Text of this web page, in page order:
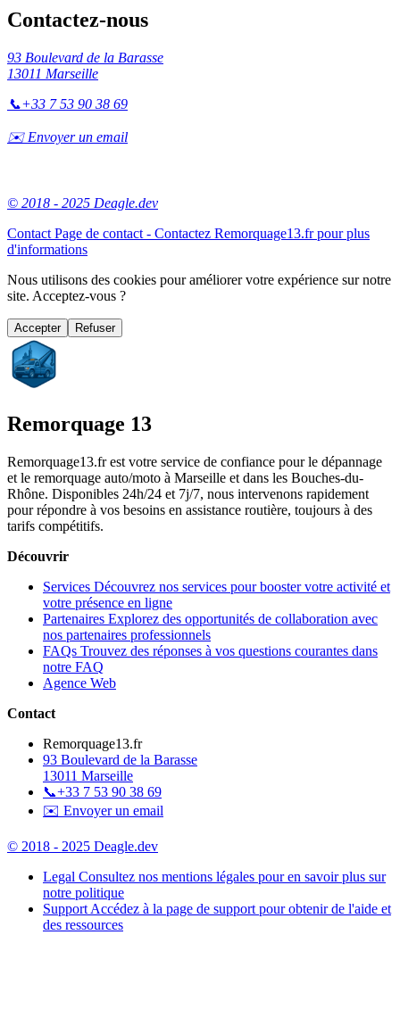
Contactez-nous
93 Boulevard de la Barasse
13011 Marseille
📞+33 7 53 90 38 69
✉️ Envoyer un email
© 2018 - 2025 Deagle.dev
Contact Page de contact - Contactez Remorquage13.fr pour plus
d'informations
Nous utilisons des cookies pour améliorer votre expérience sur notre
site. Acceptez-vous ?
Accepter Refuser
Remorquage 13
Remorquage13.fr est votre service de confiance pour le dépannage
et le remorquage auto/moto à Marseille et dans les Bouches-du-
Rhône. Disponibles 24h/24 et 7j/7, nous intervenons rapidement
pour répondre à vos besoins en assistance routière, toujours à des
tarifs compétitifs.
Découvrir
Services Découvrez nos services pour booster votre activité et
votre présence en ligne
Partenaires Explorez des opportunités de collaboration avec
nos partenaires professionnels
FAQs Trouvez des réponses à vos questions courantes dans
notre FAQ
Agence Web
Contact
Remorquage13.fr
93 Boulevard de la Barasse
13011 Marseille
📞+33 7 53 90 38 69
✉️ Envoyer un email
© 2018 - 2025 Deagle.dev
Legal Consultez nos mentions légales pour en savoir plus sur
notre politique
Support Accédez à la page de support pour obtenir de l'aide et
des ressources